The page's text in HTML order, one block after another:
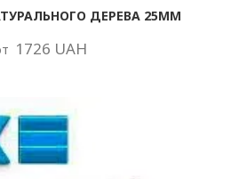
ДЕРЕВА 25ММ
1726 UAH